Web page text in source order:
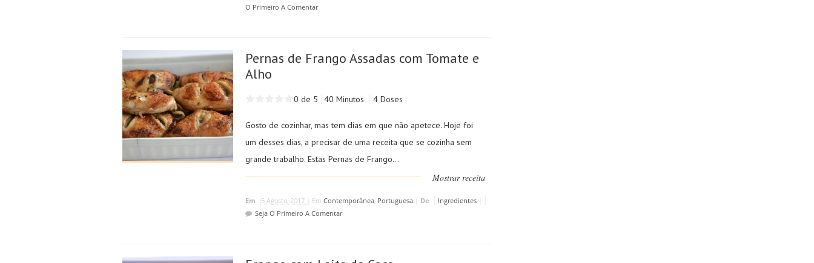
O Primeiro A Comentar
Pernas de Frango Assadas com Tomate e
Alho
0 de 5 40 Minutos 4 Doses
Gosto de cozinhar, mas tem dias em que não apetece. Hoje foi
um desses dias, a precisar de uma receita que se cozinha sem
grande trabalho. Estas Pernas de Frango...
Mostrar receita
Em 5 Agosto, 2017 | Em Contemporânea, Portuguesa| De Ingredientes|
Seja O Primeiro A Comentar